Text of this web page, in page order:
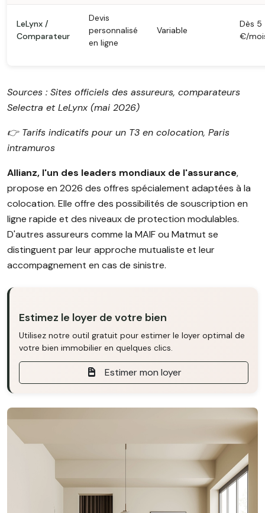
LeLynx /
Comparateur
Devis
personnalisé
en ligne
Variable
Dès 5
€/
Sources : Sites officiels des assureurs, comparateurs
Selectra et LeLynx (mai 2026)
👉️ Tarifs indicatifs pour un T3 en colocation, Paris
intramuros
Allianz, l'un des leaders mondiaux de l'assurance,
propose en 2026 des offres spécialement adaptées à la
colocation. Elle offre des possibilités de souscription en
ligne rapide et des niveaux de protection modulables.
D'autres assureurs comme la MAIF ou Matmut se
distinguent par leur approche mutualiste et leur
accompagnement en cas de sinistre.
Estimez le loyer de votre bien
Utilisez notre outil gratuit pour estimer le loyer optimal de
votre bien immobilier en quelques clics.
Estimer mon loyer